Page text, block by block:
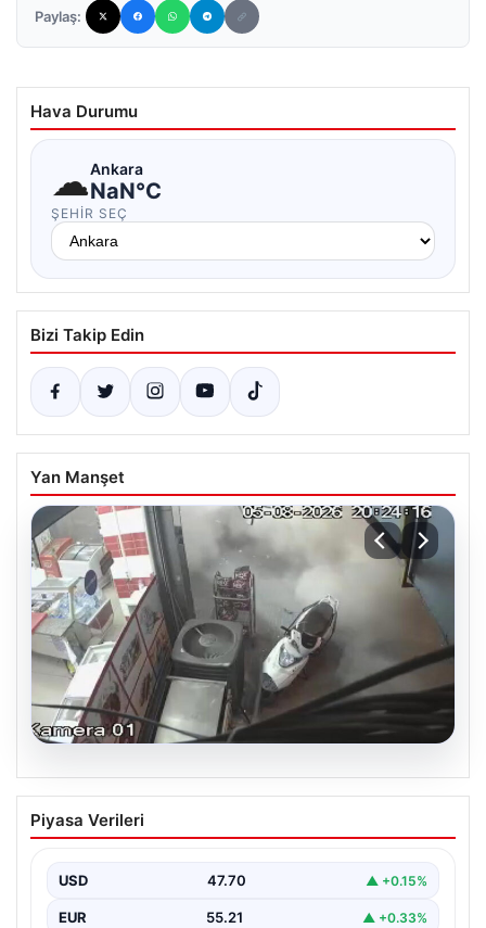
Paylaş:
Hava Durumu
☁Ankara
NaN°C
ŞEHIR SEÇ
Bizi Takip Edin
Yan Manşet
06.08.2026
Bahçelievler’de tahliye edilen 4 katlı
binanın çöktüğü anlar
Detayları ve Güvenlik Önlemleri", "content": "İstanbul'un
Bahçelievler…
Piyasa Verileri
USD 47.70 ▲ +0.15%
EUR 55.21 ▲ +0.33%